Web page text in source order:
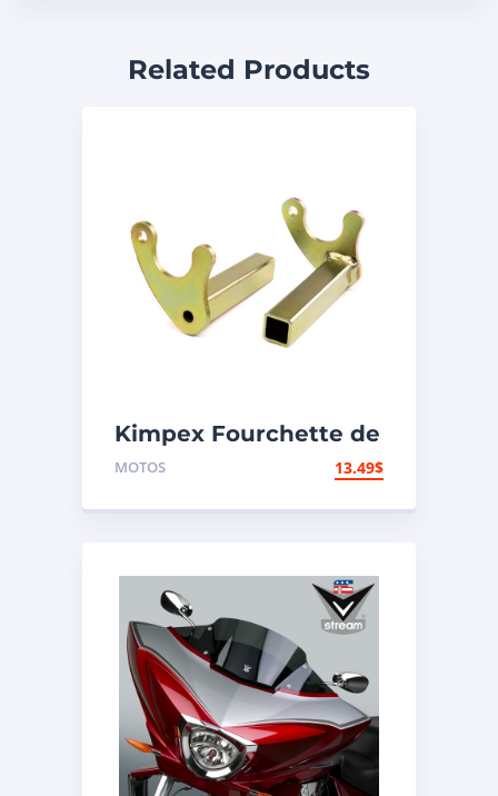
Related Products
Kimpex Fourchette de
support de
MOTOS 13.49$